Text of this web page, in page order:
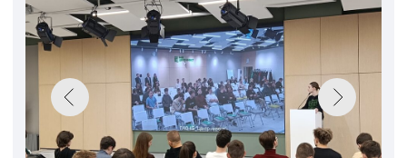
Разработка сайта «Цифровая
образовательная платформа»